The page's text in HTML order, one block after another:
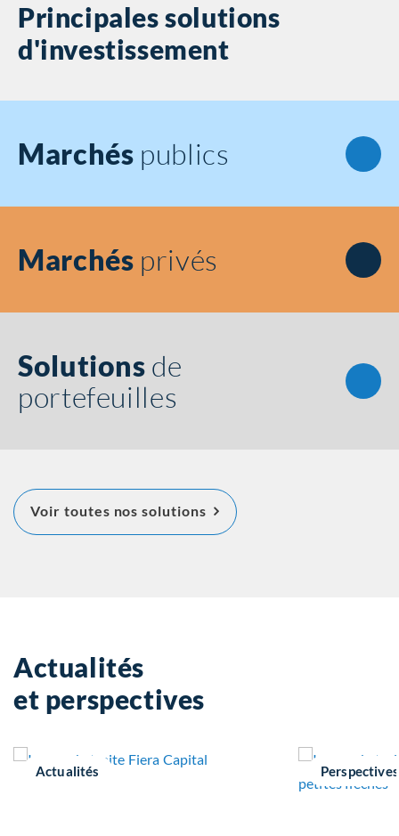
Principales solutions
d'investissement
Marchés publics
Marchés privés
Solutions de
portefeuilles
Voir toutes nos solutions À propos Principales
d'investissement
Actualités
et perspectives
Actualités Perspectives